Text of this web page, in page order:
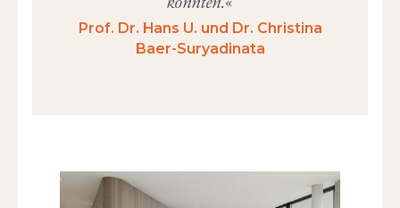
Prof. Dr. Hans U. und Dr. Christina
Baer-Suryadinata